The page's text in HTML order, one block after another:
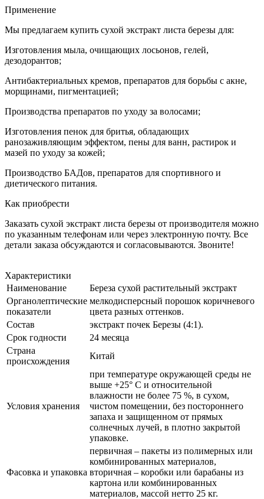
Применение
Мы предлагаем купить сухой экстракт листа березы для:
Изготовления мыла, очищающих лосьонов, гелей,
дезодорантов;
Антибактериальных кремов, препаратов для борьбы с акне,
морщинами, пигментацией;
Производства препаратов по уходу за волосами;
Изготовления пенок для бритья, обладающих
ранозаживляющим эффектом, пены для ванн, растирок и
мазей по уходу за кожей;
Производство БАДов, препаратов для спортивного и
диетического питания.
Как приобрести
Заказать сухой экстракт листа березы от производителя можно
по указанным телефонам или через электронную почту. Все
детали заказа обсуждаются и согласовываются. Звоните!
Характеристики
Наименование
Береза сухой растительный экстракт
Органолептические
показатели
мелкодисперсный порошок коричневого
цвета разных оттенков.
Состав
экстракт почек Березы (4:1).
Срок годности
24 месяца
Страна
происхождения
Китай
Условия хранения
при температуре окружающей среды не
выше +25° С и относительной
влажности не более 75 %, в сухом,
чистом помещении, без постороннего
запаха и защищенном от прямых
солнечных лучей, в плотно закрытой
упаковке.
Фасовка и упаковка
первичная – пакеты из полимерных или
комбинированных материалов,
вторичная – коробки или барабаны из
картона или комбинированных
материалов, массой нетто 25 кг.